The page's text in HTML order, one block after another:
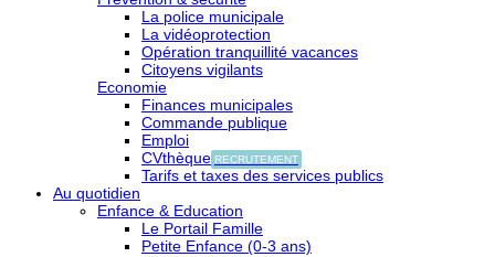
La police municipale
La vidéoprotection
Opération tranquillité vacances
Citoyens vigilants
Economie
Finances municipales
Commande publique
Emploi
CVthèque RECRUTEMENT
Tarifs et taxes des services publics
Au quotidien
Enfance & Education
Le Portail Famille
Petite Enfance (0-3 ans)